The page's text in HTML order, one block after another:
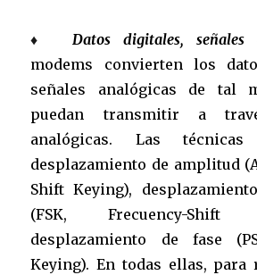
♦ Datos digitales, señales
modems convierten los
señales analógicas de tal
puedan transmitir a
analógicas. Las
desplazamiento de amplitud
Shift Keying),
(FSK, Frecuency-
desplazamiento de fase
Keying). En todas ellas, para